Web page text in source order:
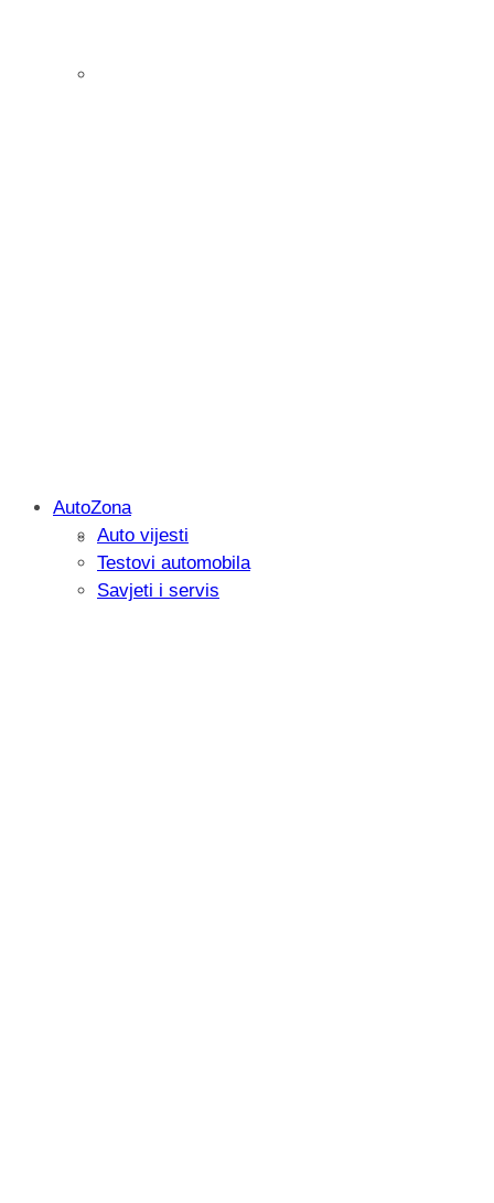
Savjetujemo: Što učiniti kada vaš
AutoZona
Auto vijesti
Testovi automobila
Savjeti i servis